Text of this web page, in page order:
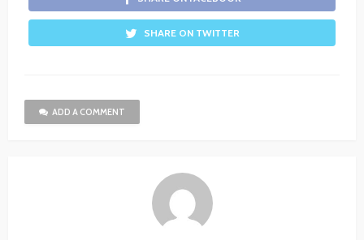
SHARE ON TWITTER
ADD A COMMENT